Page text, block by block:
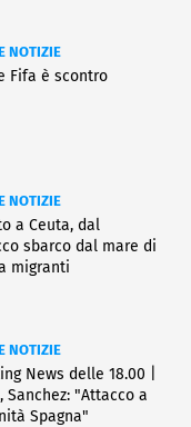
NOTIZIE
Fifa è scontro
NOTIZIE
a Ceuta, dal
sbarco dal mare di
migranti
NOTIZIE
News delle 18.00 |
Sanchez: "Attacco a
Spagna"